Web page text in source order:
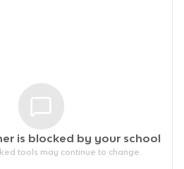
is blocked by your school
tools may continue to change.